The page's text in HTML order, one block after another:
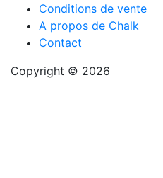
Conditions de vente
A propos de Chalk
Contact
Copyright © 2026